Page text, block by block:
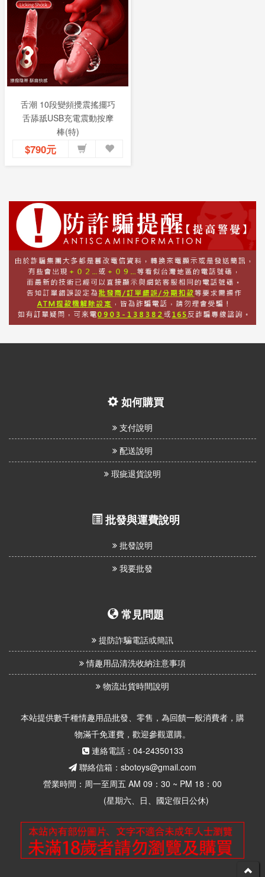
舌潮 10段變頻攪震搖擺巧
舌舔舐USB充電震動按摩
棒(特)
$790元
如何購買
支付說明
配送說明
瑕疵退貨說明
批發與運費說明
批發說明
我要批發
常見問題
提防詐騙電話或簡訊
情趣用品清洗收納注意事項
物流出貨時間說明
本站提供數千種情趣用品批發、零售，為回饋一般消費者，購
物滿千免運費，歡迎參觀選購。
連絡電話：04-24350133
聯絡信箱：sbotoys@gmail.com
營業時間：周一至周五 AM 09：30 ~ PM 18：00
(星期六、日、國定假日公休)